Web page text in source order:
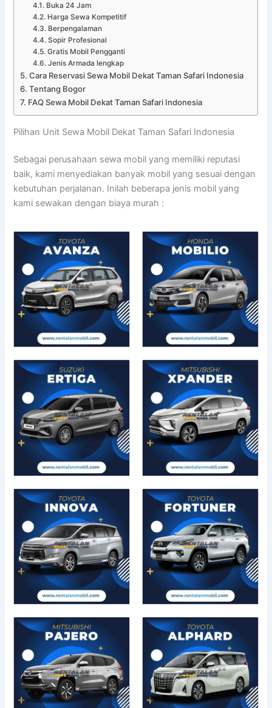
Buka 24 Jam
Harga Sewa Kompetitif
Berpengalaman
Sopir Profesional
Gratis Mobil Pengganti
Jenis Armada lengkap
Cara Reservasi Sewa Mobil Dekat Taman Safari Indonesia
Tentang Bogor
FAQ Sewa Mobil Dekat Taman Safari Indonesia
Pilihan Unit Sewa Mobil Dekat Taman Safari Indonesia
Sebagai perusahaan sewa mobil yang memiliki reputasi
baik, kami menyediakan banyak mobil yang sesuai dengan
kebutuhan perjalanan. Inilah beberapa jenis mobil yang
kami sewakan dengan biaya murah :